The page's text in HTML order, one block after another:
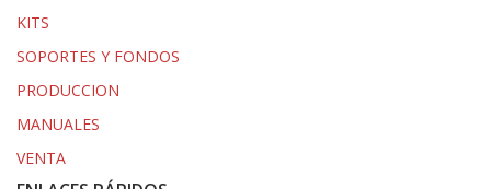
KITS
SOPORTES Y FONDOS
PRODUCCION
MANUALES
VENTA